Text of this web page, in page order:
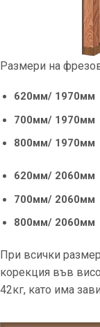
Размери на
620мм/ 1970мм
700мм/ 1970мм
800мм/ 1970мм
620мм/ 2060мм
700мм/ 2060мм
800мм/ 2060мм
При всички
корекция във
42кг, като има